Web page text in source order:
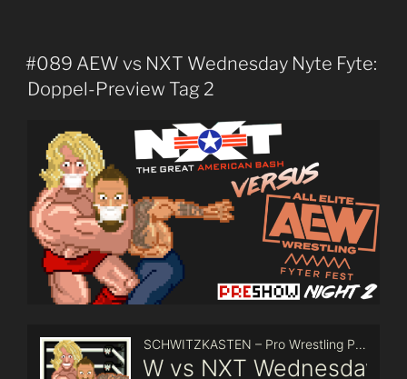
#089 AEW vs NXT Wednesday Nyte Fyte:
Doppel-Preview Tag 2